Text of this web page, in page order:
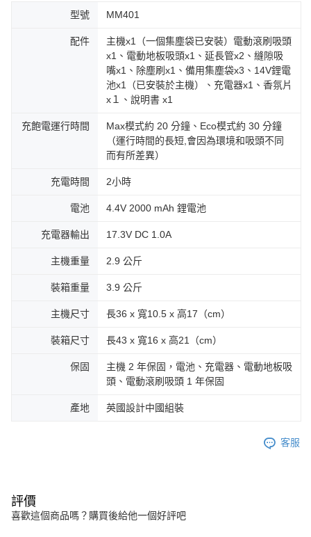
型號 MM401
配件
主機x1（一個集塵袋已安裝）電動滾刷吸頭
x1、電動地板吸頭x1、延長管x2、縫隙吸
嘴x1、除塵刷x1、備用集塵袋x3、14V鋰電
池x1（已安裝於主機）、充電器x1、香氛片
x１、說明書 x1
充飽電運行時間
Max模式約 20 分鐘、Eco模式約 30 分鐘
（運行時間的長短,會因為環境和吸頭不同
而有所差異）
充電時間 2小時
電池 4.4V 2000 mAh 鋰電池
充電器輸出 17.3V DC 1.0A
主機重量 2.9 公斤
裝箱重量 3.9 公斤
主機尺寸 長36 x 寬10.5 x 高17（cm）
裝箱尺寸 長43 x 寬16 x 高21（cm）
保固
主機 2 年保固，電池、充電器、電動地板吸
頭、電動滾刷吸頭 1 年保固
產地 英國設計中國組裝
客服
評價
喜歡這個商品嗎？購買後給他一個好評吧